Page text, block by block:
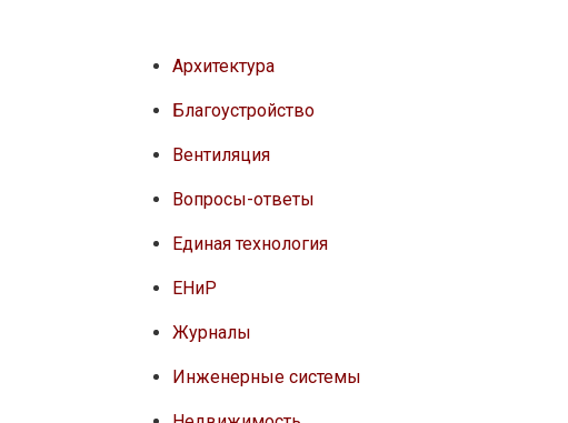
Архитектура
Благоустройство
Вентиляция
Вопросы-ответы
Единая технология
ЕНиР
Журналы
Инженерные системы